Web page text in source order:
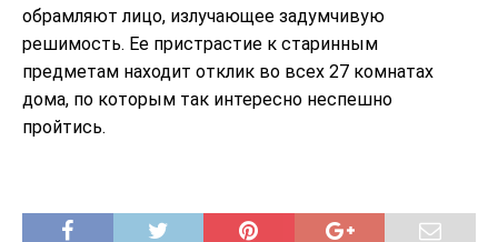
обрамляют лицо, излучающее задумчивую
решимость. Ее пристрастие к старинным
предметам находит отклик во всех 27 комнатах
дома, по которым так интересно неспешно
пройтись.